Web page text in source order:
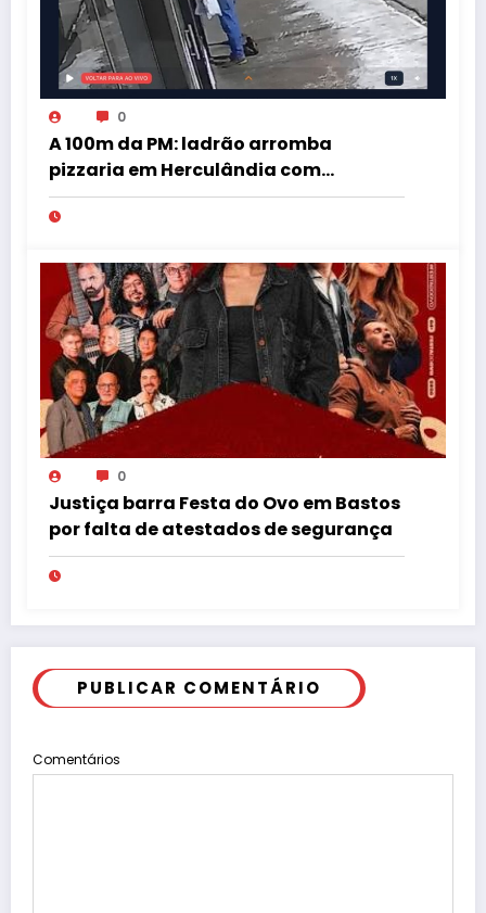
0
A 100m da PM: ladrão arromba
pizzaria em Herculândia com
patinete furtado
0
Justiça barra Festa do Ovo em Bastos
por falta de atestados de segurança
PUBLICAR COMENTÁRIO
Comentários